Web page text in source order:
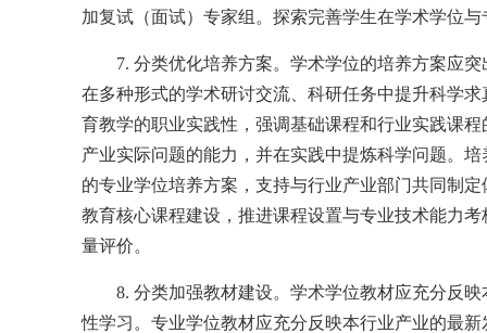
加复试（面试）专家组。探索完善学生在学术学位
7. 分类优化培养方案。学术学位的培养方案应
在多种形式的学术研讨交流、科研任务中提升科学
育教学的职业实践性，强调基础课程和行业实践课
产业实际问题的能力，并在实践中提炼科学问题。
的专业学位培养方案，支持与行业产业部门共同制
教育核心课程建设，推进课程设置与专业技术能力
量评价。
8. 分类加强教材建设。学术学位教材应充分反
性学习。专业学位教材应充分反映本行业产业的最